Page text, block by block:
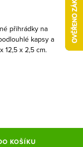
přihrádky na
kapsy a
12,5 x 2,5 cm.
KOŠÍKU